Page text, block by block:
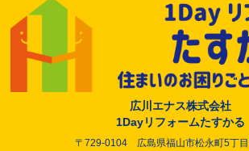
広川エナス株式会社
1Dayリフォームたすかる
〒729-0104 広島県福山市松永町5丁